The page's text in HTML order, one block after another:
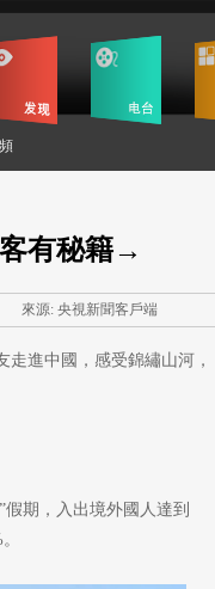
有秘籍→
來源: 央視新聞客戶端
進中國，感受錦繡山河，
期，入出境外國人達到